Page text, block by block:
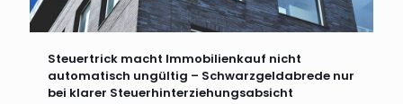
Steuertrick macht Immobilienkauf nicht
automatisch ungültig – Schwarzgeldabrede nur
bei klarer Steuerhinterziehungsabsicht